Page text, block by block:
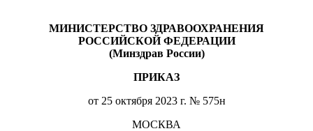
МИНИСТЕРСТВО ЗДРАВООХРАНЕНИЯ
РОССИЙСКОЙ ФЕДЕРАЦИИ
(Минздрав России)
ПРИКАЗ
от 25 октября 2023 г. № 575н
МОСКВА